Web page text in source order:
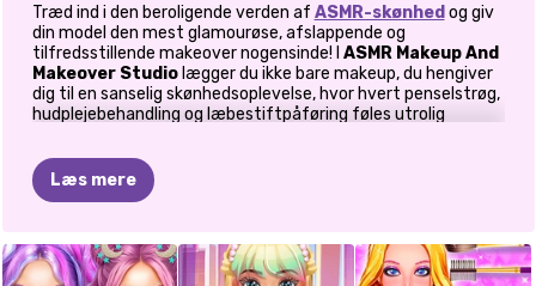
Træd ind i den beroligende verden af ASMR-skønhed og giv
din model den mest glamourøse, afslappende og
tilfredsstillende makeover nogensinde! I ASMR Makeup And
Makeover Studiolægger du ikke bare makeup, du hengiver
dig til en sanselig skønhedsoplevelse, hvor hvert penselstrøg,
hudplejebehandling og læbestiftpåføring føles utrolig
bare leder efter en stressfri flugt, er dette spil din
skønhedssalon, hvor afslapning møder kreativitet!
Enhver stormakeover
starter med sund, glødende hud! Nyd
ASMR-magien, mens du:
Læs mere